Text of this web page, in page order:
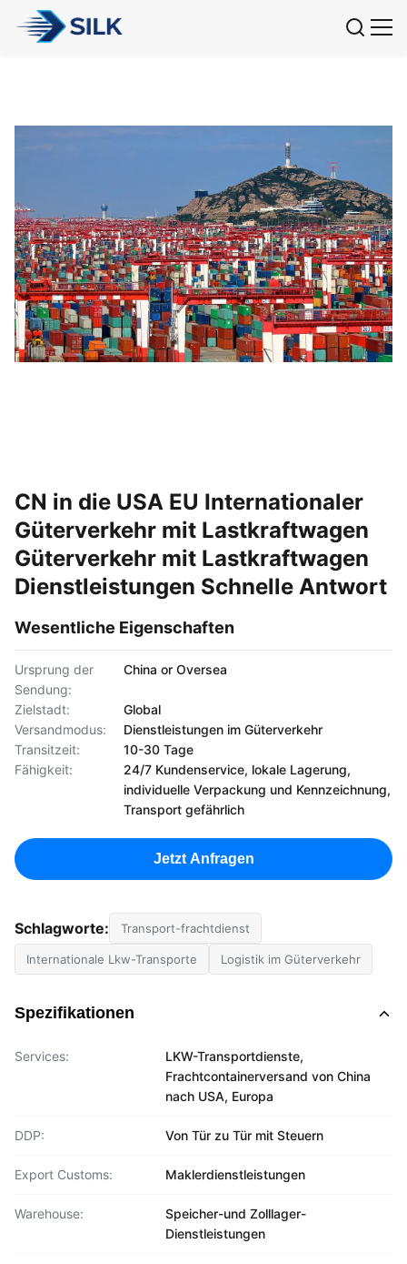
CN in die USA EU Internationaler
Güterverkehr mit Lastkraftwagen
Güterverkehr mit Lastkraftwagen
Dienstleistungen Schnelle Antwort
Wesentliche Eigenschaften
Ursprung der
Sendung:
China or Oversea
Zielstadt:
Global
Versandmodus:
Dienstleistungen im Güterverkehr
Transitzeit:
10-30 Tage
Fähigkeit:
24/7 Kundenservice, lokale Lagerung,
individuelle Verpackung und Kennzeichnung,
Transport gefährlich
Jetzt Anfragen
Schlagworte: Transport-frachtdienst
Internationale Lkw-Transporte Logistik im Güterverkehr
Spezifikationen
Services:
LKW-Transportdienste,
Frachtcontainerversand von China
nach USA, Europa
DDP: Von Tür zu Tür mit Steuern
Export Customs: Maklerdienstleistungen
Warehouse:
Speicher-und Zolllager-
Dienstleistungen